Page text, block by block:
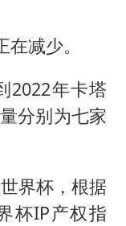
减少。
2022年卡塔
分别为七家
界杯，根据
杯IP产权指